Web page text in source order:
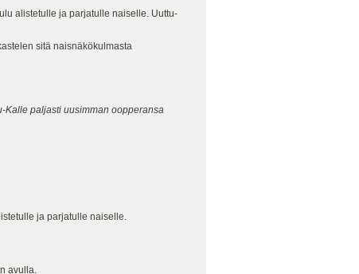
alistetulle ja parjatulle naiselle. Uuttu-
sitä naisnäkökulmasta
Kalle paljasti uusimman oopperansa
ja parjatulle naiselle.
avulla.